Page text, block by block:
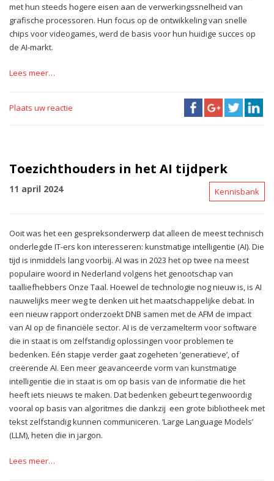
met hun steeds hogere eisen aan de verwerkingssnelheid van
grafische processoren. Hun focus op de ontwikkeling van snelle
chips voor videogames, werd de basis voor hun huidige succes op
de AI-markt.
Lees meer…
Plaats uw reactie
Toezichthouders in het AI tijdperk
11 april 2024 Kennisbank
Ooit was het een gespreksonderwerp dat alleen de meest technisch
onderlegde IT-ers kon interesseren: kunstmatige intelligentie (AI). Die
tijd is inmiddels lang voorbij. AI was in 2023 het op twee na meest
populaire woord in Nederland volgens het genootschap van
taalliefhebbers Onze Taal. Hoewel de technologie nog nieuw is, is AI
nauwelijks meer weg te denken uit het maatschappelijke debat. In
een nieuw rapport onderzoekt DNB samen met de AFM de impact
van AI op de financiële sector. AI is de verzamelterm voor software
die in staat is om zelfstandig oplossingen voor problemen te
bedenken. Eén stapje verder gaat zogeheten ‘generatieve’, of
creërende AI. Een meer geavanceerde vorm van kunstmatige
intelligentie die in staat is om op basis van de informatie die het
heeft iets nieuws te maken. Dat bedenken gebeurt tegenwoordig
vooral op basis van algoritmes die dankzij een grote bibliotheek met
tekst zelfstandig kunnen communiceren. ‘Large Language Models’
(LLM), heten die in jargon.
Lees meer…